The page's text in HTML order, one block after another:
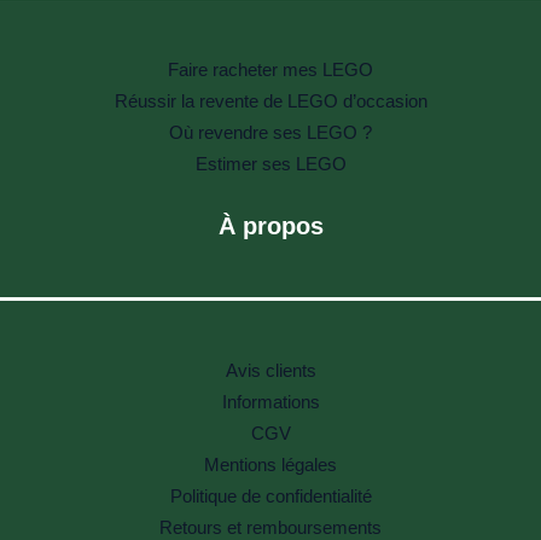
Faire racheter mes LEGO
Réussir la revente de LEGO d’occasion
Où revendre ses LEGO ?
Estimer ses LEGO
À propos
Avis clients
Informations
CGV
Mentions légales
Politique de confidentialité
Retours et remboursements